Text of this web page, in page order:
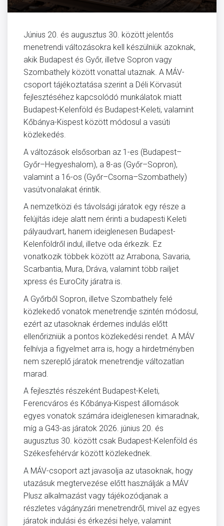
Június 20. és augusztus 30. között jelentős
menetrendi változásokra kell készülniük azoknak,
akik Budapest és Győr, illetve Sopron vagy
Szombathely között vonattal utaznak. A MÁV-
csoport tájékoztatása szerint a Déli Körvasút
fejlesztéséhez kapcsolódó munkálatok miatt
Budapest-Kelenföld és Budapest-Keleti, valamint
Kőbánya-Kispest között módosul a vasúti
közlekedés.
A változások elsősorban az 1-es (Budapest–
Győr–Hegyeshalom), a 8-as (Győr–Sopron),
valamint a 16-os (Győr–Csorna–Szombathely)
vasútvonalakat érintik.
A nemzetközi és távolsági járatok egy része a
felújítás ideje alatt nem érinti a budapesti Keleti
pályaudvart, hanem ideiglenesen Budapest-
Kelenföldről indul, illetve oda érkezik. Ez
vonatkozik többek között az Arrabona, Savaria,
Scarbantia, Mura, Dráva, valamint több railjet
xpress és EuroCity járatra is.
A Győrből Sopron, illetve Szombathely felé
közlekedő vonatok menetrendje szintén módosul,
ezért az utasoknak érdemes indulás előtt
ellenőrizniük a pontos közlekedési rendet. A MÁV
felhívja a figyelmet arra is, hogy a hirdetményben
nem szereplő járatok menetrendje változatlan
marad.
A fejlesztés részeként Budapest-Keleti,
Ferencváros és Kőbánya-Kispest állomások
egyes vonatok számára ideiglenesen kimaradnak,
míg a G43-as járatok 2026. június 20. és
augusztus 30. között csak Budapest-Kelenföld és
Székesfehérvár között közlekednek.
A MÁV-csoport azt javasolja az utasoknak, hogy
utazásuk megtervezése előtt használják a MÁV
Plusz alkalmazást vagy tájékozódjanak a
részletes vágányzári menetrendről, mivel az egyes
járatok indulási és érkezési helye, valamint